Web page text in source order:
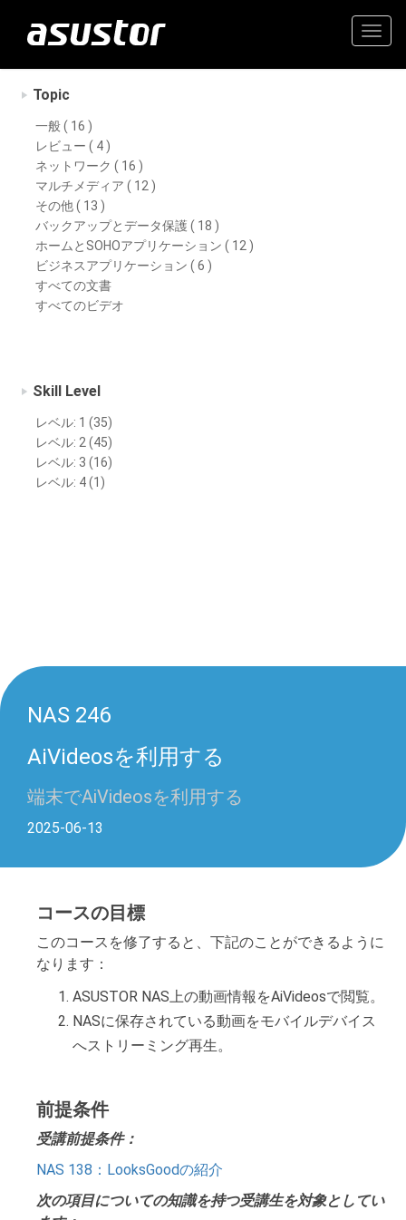
Topic
一般 ( 16 )
レビュー ( 4 )
ネットワーク ( 16 )
マルチメディア ( 12 )
その他 ( 13 )
バックアップとデータ保護 ( 18 )
ホームとSOHOアプリケーション ( 12 )
ビジネスアプリケーション ( 6 )
すべての文書
すべてのビデオ
Skill Level
レベル: 1 (35)
レベル: 2 (45)
レベル: 3 (16)
レベル: 4 (1)
NAS 246
AiVideosを利用する
端末でAiVideosを利用する
2025-06-13
コースの目標
このコースを修了すると、下記のことができるように
なります：
ASUSTOR NAS上の動画情報をAiVideosで閲覧。
NASに保存されている動画をモバイルデバイス
へストリーミング再生。
前提条件
受講前提条件：
NAS 138：LooksGoodの紹介
次の項目についての知識を持つ受講生を対象としてい